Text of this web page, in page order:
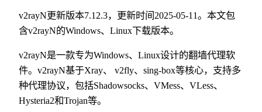
v2rayN更新版本7.12.3，更新时间2025-05-11。本文包
含v2rayN的Windows、Linux下载版本。
v2rayN是一款专为Windows、Linux设计的翻墙代理软
件。v2rayN基于Xray、 v2fly、sing-box等核心，支持多
种代理协议，包括Shadowsocks、VMess、VLess、
Hysteria2和Trojan等。